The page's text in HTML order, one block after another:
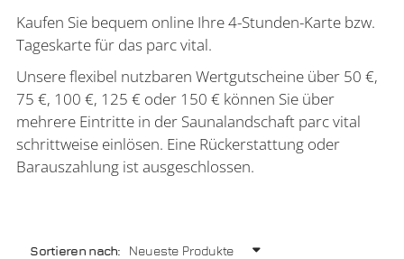
Kaufen Sie bequem online Ihre 4-Stunden-Karte bzw.
Tageskarte für das parc vital.
Unsere flexibel nutzbaren Wertgutscheine über 50 €,
75 €, 100 €, 125 € oder 150 € können Sie über
mehrere Eintritte in der Saunalandschaft parc vital
schrittweise einlösen. Eine Rückerstattung oder
Barauszahlung ist ausgeschlossen.
Sortieren nach: